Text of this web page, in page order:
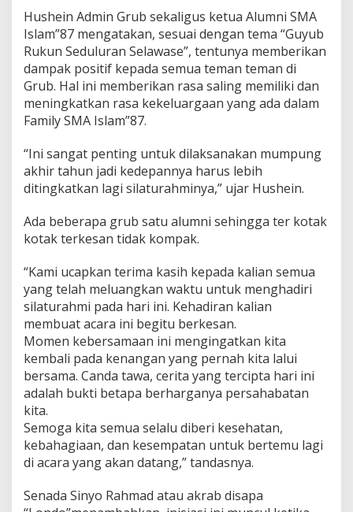
u
n
S
e
d
u
l
u
a
n
S
e
a
w
a
e
”
Hushein Admin Grub sekaligus ketua Alumni SMA
Islam”87 mengatakan, sesuai dengan tema “Guyub
Rukun Seduluran Selawase”, tentunya memberikan
dampak positif kepada semua teman teman di
Grub. Hal ini memberikan rasa saling memiliki dan
meningkatkan rasa kekeluargaan yang ada dalam
Family SMA Islam”87.
“Ini sangat penting untuk dilaksanakan mumpung
akhir tahun jadi kedepannya harus lebih
ditingkatkan lagi silaturahminya,” ujar Hushein.
Ada beberapa grub satu alumni sehingga ter kotak
kotak terkesan tidak kompak.
“Kami ucapkan terima kasih kepada kalian semua
yang telah meluangkan waktu untuk menghadiri
silaturahmi pada hari ini. Kehadiran kalian
membuat acara ini begitu berkesan.
Momen kebersamaan ini mengingatkan kita
kembali pada kenangan yang pernah kita lalui
bersama. Canda tawa, cerita yang tercipta hari ini
adalah bukti betapa berharganya persahabatan
kita.
Semoga kita semua selalu diberi kesehatan,
kebahagiaan, dan kesempatan untuk bertemu lagi
di acara yang akan datang,” tandasnya.
Senada Sinyo Rahmad atau akrab disapa